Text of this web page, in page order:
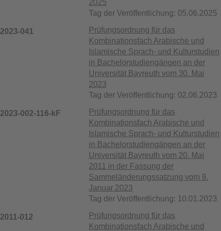
2025
Tag der Veröffentlichung: 05.06.2025
2023-041
Prüfungsordnung für das
Kombinationsfach Arabische und
Islamische Sprach- und Kulturstudien
in Bachelorstudiengängen an der
Universität Bayreuth vom 30. Mai
2023
Tag der Veröffentlichung: 02.06.2023
2023-002-116-kF
Prüfungsordnung für das
Kombinationsfach Arabische und
Islamische Sprach- und Kulturstudien
in Bachelorstudiengängen an der
Universität Bayreuth vom 20. Mai
2011 in der Fassung der
Sammeländerungssatzung vom 9.
Januar 2023
Tag der Veröffentlichung: 10.01.2023
2011-012
Prüfungsordnung für das
Kombinationsfach Arabische und